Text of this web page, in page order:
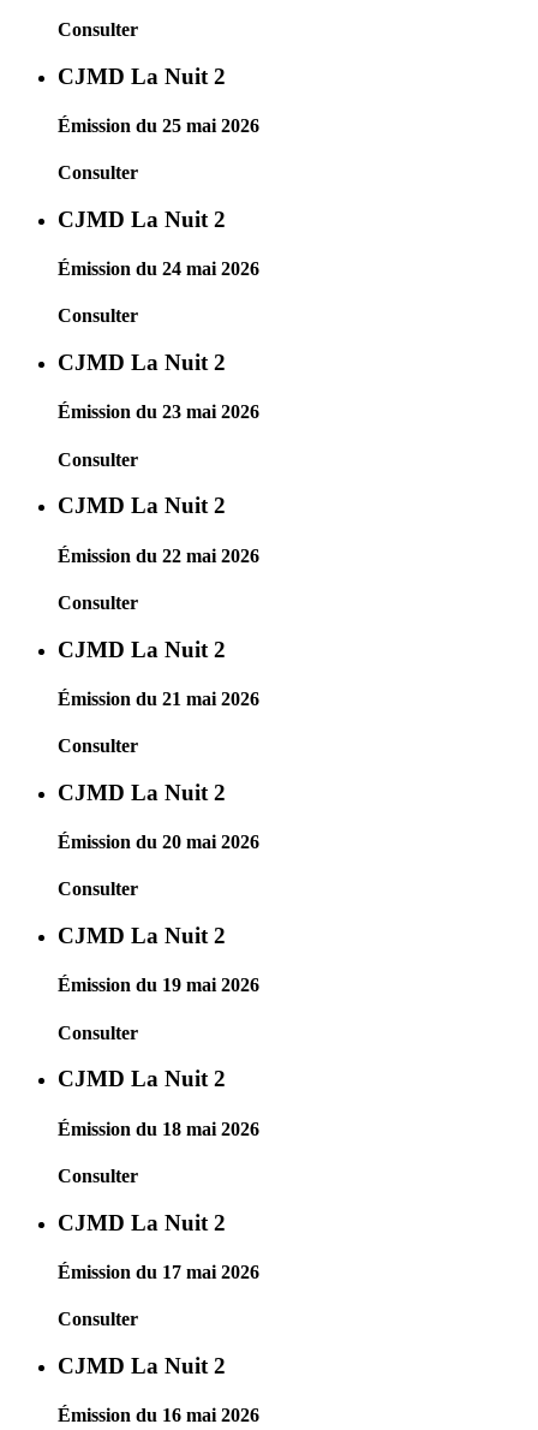
Consulter
CJMD La Nuit 2
Émission du 25 mai 2026
Consulter
CJMD La Nuit 2
Émission du 24 mai 2026
Consulter
CJMD La Nuit 2
Émission du 23 mai 2026
Consulter
CJMD La Nuit 2
Émission du 22 mai 2026
Consulter
CJMD La Nuit 2
Émission du 21 mai 2026
Consulter
CJMD La Nuit 2
Émission du 20 mai 2026
Consulter
CJMD La Nuit 2
Émission du 19 mai 2026
Consulter
CJMD La Nuit 2
Émission du 18 mai 2026
Consulter
CJMD La Nuit 2
Émission du 17 mai 2026
Consulter
CJMD La Nuit 2
Émission du 16 mai 2026